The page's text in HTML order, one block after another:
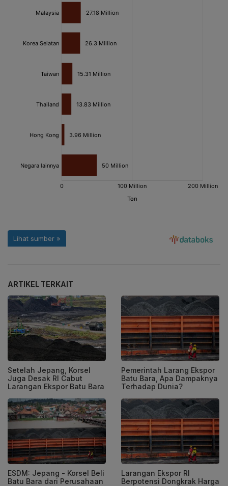
ARTIKEL TERKAIT
Setelah Jepang, Korsel
Juga Desak RI Cabut
Larangan Ekspor Batu Bara
Pemerintah Larang Ekspor
Batu Bara, Apa Dampaknya
Terhadap Dunia?
ESDM: Jepang - Korsel Beli
Batu Bara dari Perusahaan
Larangan Ekspor RI
Berpotensi Dongkrak Harga